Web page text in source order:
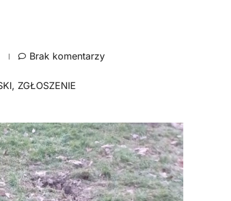
Brak komentarzy
, ZGŁOSZENIE